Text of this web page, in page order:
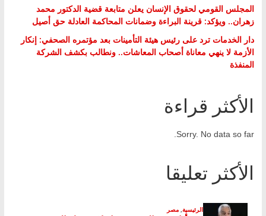
المجلس القومي لحقوق الإنسان يعلن متابعة قضية الدكتور محمد
زهران.. ويؤكد: قرينة البراءة وضمانات المحاكمة العادلة حق أصيل
دار الخدمات ترد على رئيس هيئة التأمينات بعد مؤتمره الصحفي: إنكار
الأزمة لا ينهي معاناة أصحاب المعاشات.. ونطالب بكشف الشركة
المنفذة
الأكثر قراءة
Sorry. No data so far.
الأكثر تعليقا